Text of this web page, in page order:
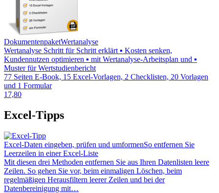
DokumentenpaketWertanalyse
Wertanalyse Schritt für Schritt erklärt ▪ Kosten senken,
Kundennutzen optimieren ▪ mit Wertanalyse-Arbeitsplan und ▪
Muster für Wertstudienbericht
77 Seiten E-Book, 15 Excel-Vorlagen, 2 Checklisten, 20 Vorlagen
und 1 Formular
17,80
Excel-Tipps
Excel-Daten eingeben, prüfen und umformenSo entfernen Sie
Leerzeilen in einer Excel-Liste
Mit diesen drei Methoden entfernen Sie aus Ihren Datenlisten leere
Zeilen. So gehen Sie vor, beim einmaligen Löschen, beim
regelmäßigen Herausfiltern leerer Zeilen und bei der
Datenbereinigung mit…